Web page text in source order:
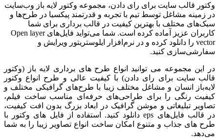
قالب سایت برای رای دادن، مجموعه وکتور لایه باز وب‌سایت
زمینه مشاغل توسط تیم با تجربه و قدرتمند پیکسیا در طرح‌ها و
مختلف با بهترین کیفیت در قالب برداری برای شما
کاربران عزیز آماده کرده است. شما می‌تواید فایل‌های Open layer
vector را دانلود کرده و در نرم‌افزار ایلوستریتور ویرایش و
کنید.
این مجموعه می توانید انواع طرح های برداری لایه باز (وکتور
سایت برای رای دادن) با کیفیت عالی و طرح انواع وکتور
انسان و مشاغل مختلف زیبا با طرح‌های گرافیکی مختلف و
رنگی را برای طراحی‌های حرفه‌ای مناسب ساخت فیلم،
تبلیغاتی و موشن گرافیک در ابعاد بزرگ بدون افت کیفیت،
در قالب فایل‌های eps دانلود کنید. استفاده از فایل های وکتور با
های جذاب و متنوع امکان ساخت انواع تصاویر زیبا را به شما